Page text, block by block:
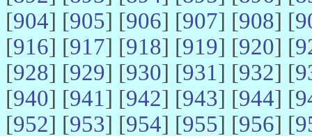
[904] [905] [906] [907] [908] [
[916] [917] [918] [919] [920] [
[928] [929] [930] [931] [932] [
[940] [941] [942] [943] [944] [
[952] [953] [954] [955] [956] [